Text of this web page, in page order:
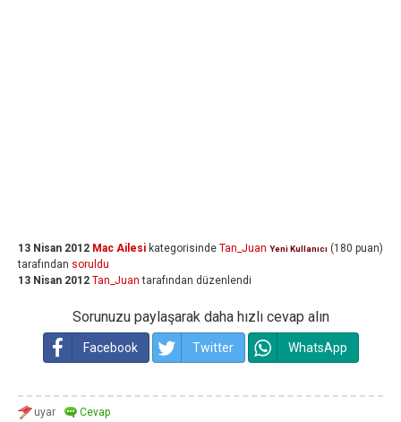
13 Nisan 2012 Mac Ailesi kategorisinde Tan_Juan Yeni Kullanıcı (180 puan)
tarafından soruldu
13 Nisan 2012 Tan_Juan tarafından düzenlendi
Sorunuzu paylaşarak daha hızlı cevap alın
Facebook Twitter WhatsApp